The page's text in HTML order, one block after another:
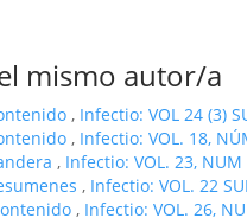
mismo autor/a
, Infectio: VOL 24 (3)
, Infectio: VOL. 18,
, Infectio: VOL. 23, NUM
, Infectio: VOL. 22
, Infectio: VOL. 26,